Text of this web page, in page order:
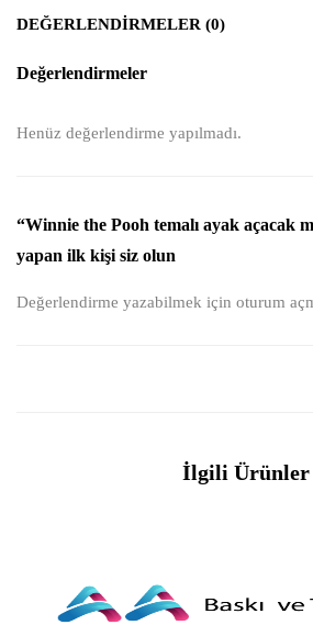
DEĞERLENDIRMELER (0)
Değerlendirmeler
Henüz değerlendirme yapılmadı.
“Winnie the Pooh temalı ayak açacak
yapan ilk kişi siz olun
Değerlendirme yazabilmek için oturum
İlgili Ürünler